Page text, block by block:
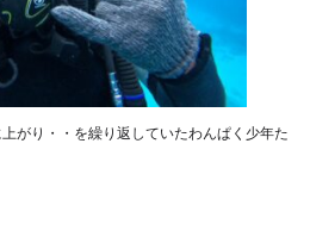
がり・・を繰り返していたわんぱく少年た